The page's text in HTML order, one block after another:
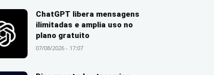
ChatGPT libera mensagens
ilimitadas e amplia uso no
plano gratuito
07/08/2026 - 17:07